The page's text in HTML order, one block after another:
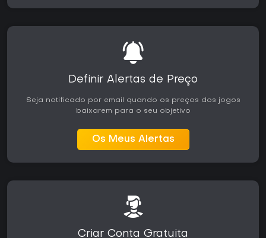
Definir Alertas de Preço
Seja notificado por email quando os preços dos jogos
baixarem para o seu objetivo
Os Meus Alertas
Criar Conta Gratuita